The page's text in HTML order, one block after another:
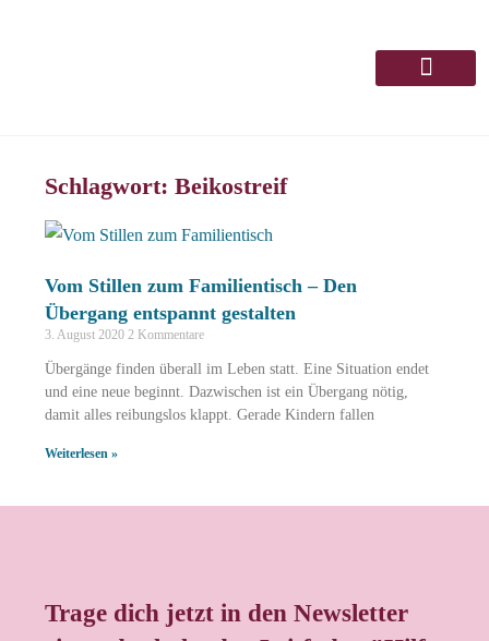
Schlagwort: Beikostreif
Vom Stillen zum Familientisch – Den
Übergang entspannt gestalten
3. August 20202 Kommentare
Übergänge finden überall im Leben statt. Eine Situation endet
und eine neue beginnt. Dazwischen ist ein Übergang nötig,
damit alles reibungslos klappt. Gerade Kindern fallen
Weiterlesen »
Trage dich jetzt in den Newsletter